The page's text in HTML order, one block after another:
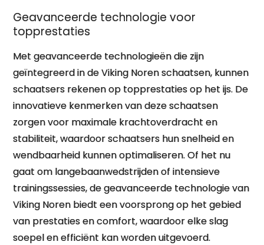
Geavanceerde technologie voor
topprestaties
Met geavanceerde technologieën die zijn
geïntegreerd in de Viking Noren schaatsen, kunnen
schaatsers rekenen op topprestaties op het ijs. De
innovatieve kenmerken van deze schaatsen
zorgen voor maximale krachtoverdracht en
stabiliteit, waardoor schaatsers hun snelheid en
wendbaarheid kunnen optimaliseren. Of het nu
gaat om langebaanwedstrijden of intensieve
trainingssessies, de geavanceerde technologie van
Viking Noren biedt een voorsprong op het gebied
van prestaties en comfort, waardoor elke slag
soepel en efficiënt kan worden uitgevoerd.